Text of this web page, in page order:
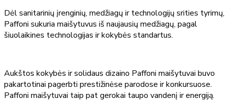
Dėl sanitarinių įrenginių, medžiagų ir technologijų srities tyrimų,
Paffoni sukuria maišytuvus iš naujausių medžiagų, pagal
šiuolaikines technologijas ir kokybės standartus.
Aukštos kokybės ir solidaus dizaino Paffoni maišytuvai buvo
pakartotinai pagerbti prestižinėse parodose ir konkursuose.
Paffoni maišytuvai taip pat gerokai taupo vandenį ir energiją.